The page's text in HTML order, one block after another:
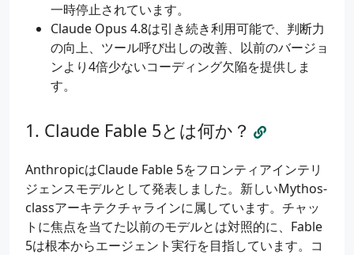
一時停止されています。
Claude Opus 4.8は引き続き利用可能で、判断力
の向上、ツール呼び出しの改善、以前のバージョ
ンより4倍少ないコーディング欠陥を提供しま
す。
Claude Fable 5とは何か？
AnthropicはClaude Fable 5をフロンティアインテリ
ジェンスモデルとして発表しました。新しいMythos-
classアーキテクチャラインに属しています。チャッ
トに焦点を当てた以前のモデルとは対照的に、Fable
5は根本からエージェント実行を目指しています。コ